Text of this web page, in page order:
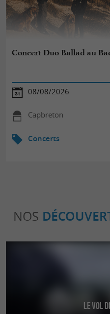
Concert Duo Ballad au
08/08/2026
Capbreton
Concerts
NOS
Le Vol